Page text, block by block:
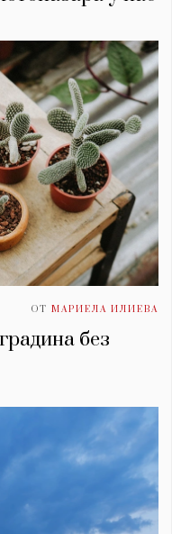
ОТ МАРИЕЛА ИЛИЕВА
без